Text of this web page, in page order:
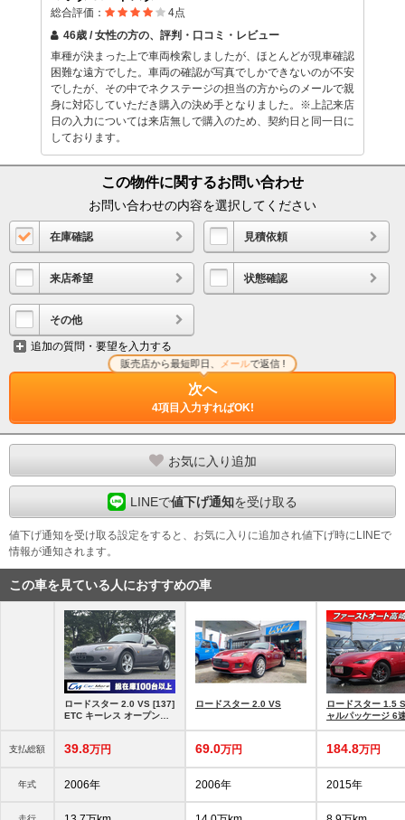
総合評価： 4点
46歳 / 女性の方の、評判・口コミ・レビュー
車種が決まった上で車両検索しましたが、ほとんどが現車確認
困難な遠方でした。車両の確認が写真でしかできないのが不安
でしたが、その中でネクステージの担当の方からのメールで親
身に対応していただき購入の決め手となりました。※上記来店
日の入力については来店無しで購入のため、契約日と同一日に
しております。
この物件に関するお問い合わせ
お問い合わせの内容を選択してください
在庫確認 見積依頼
来店希望 状態確認
その他
追加の質問・要望を入力する
次へ
4項目入力すればOK!
販売店から最短即日、メールで返信 !
お気に入り追加
LINEで値下げ通知を受け取る
値下げ通知を受け取る設定をすると、お気に入りに追加され値下げ時にLINEで
情報が通知されます。
この車を見ている人におすすめの車
支払総額
年式
ロードスター 2.0 VS [137]
ETC キーレス オープンカ
39.8万円
2006年
ロードスター 2.0 VS
69.0万円
2006年
ロードスター 1.5
ャルパッケージ 6
184.8万円
2015年